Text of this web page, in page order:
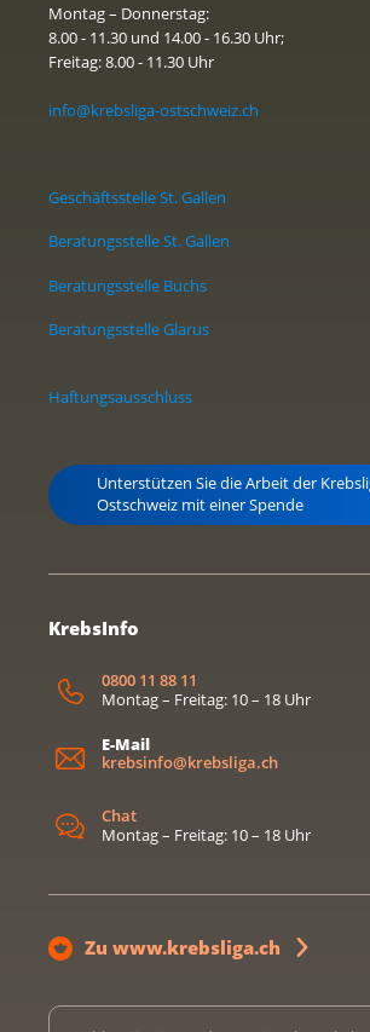
Montag – Donnerstag:
8.00 - 11.30 und 14.00 - 16.30 Uhr;
Freitag: 8.00 - 11.30 Uhr
info@krebsliga-ostschweiz.ch
Geschäftsstelle St. Gallen
Beratungsstelle St. Gallen
Beratungsstelle Buchs
Beratungsstelle Glarus
Haftungsausschluss
Unterstützen Sie die Arbeit der
Ostschweiz mit einer Spende
KrebsInfo
0800 11 88 11
Montag – Freitag: 10 – 18 Uhr
E-Mail
krebsinfo@krebsliga.ch
Chat
Montag – Freitag: 10 – 18 Uhr
Zu www.krebsliga.ch